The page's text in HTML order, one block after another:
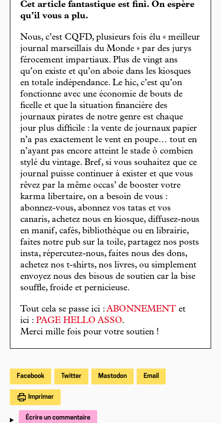
Cet article fantastique est fini. On espère
qu’il vous a plu.
Nous, c’est CQFD, plusieurs fois élu « meilleur
journal marseillais du Monde » par des jurys
férocement impartiaux. Plus de vingt ans
qu’on existe et qu’on aboie dans les kiosques
en totale indépendance. Le hic, c’est qu’on
fonctionne avec une économie de bouts de
ficelle et que la situation financière des
journaux pirates de notre genre est chaque
jour plus difficile : la vente de journaux papier
n’a pas exactement le vent en poupe… tout en
n’ayant pas encore atteint le stade ô combien
stylé du vintage. Bref, si vous souhaitez que ce
journal puisse continuer à exister et que vous
rêvez par la même occas’ de booster votre
karma libertaire, on a besoin de vous :
abonnez-vous, abonnez vos tatas et vos
canaris, achetez nous en kiosque, diffusez-nous
en manif, cafés, bibliothèque ou en librairie,
faites notre pub sur la toile, partagez nos posts
insta, répercutez-nous, faites nous des dons,
achetez nos t-shirts, nos livres, ou simplement
envoyez nous des bisous de soutien car la bise
souffle, froide et pernicieuse.
Tout cela se passe ici : ABONNEMENT et
ici : PAGE HELLO ASSO.
Merci mille fois pour votre soutien !
Facebook Twitter Mastodon Email
Imprimer
Écrire un commentaire